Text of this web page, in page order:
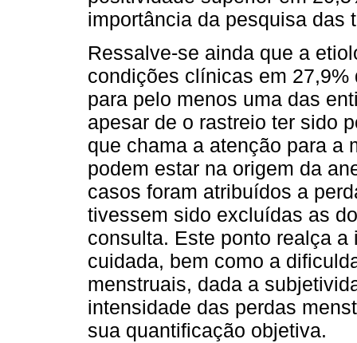
importância da pesquisa das
Ressalve-se ainda que a
condições clínicas em
para pelo menos uma das
apesar de o rastreio ter sido
que chama a atenção para a
podem estar na origem da
casos foram atribuídos a
tivessem sido excluídas as
consulta. Este ponto realça
cuidada, bem como a
menstruais, dada a
intensidade das perdas
sua quantificação objetiva.